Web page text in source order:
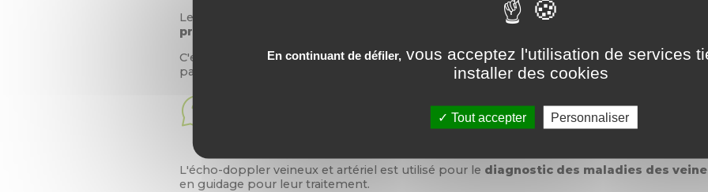
Le médecin va enduire la sonde ultrasonique d'un gel aqueux qui va faciliter la transmission
promenée sur la peau
C'est un examen quinécessite beaucoup de concentrationdonc il ne faut pas vous
parle pas trop durant ce dernier.
L'écho-doppler veineux et artériel est utilisé pour le diagnostic des maladies des
en guidage pour leur traitement.
En continuant de défiler, vous acceptez l'utilisation de services
installer des cookies
Tout accepter Personnaliser